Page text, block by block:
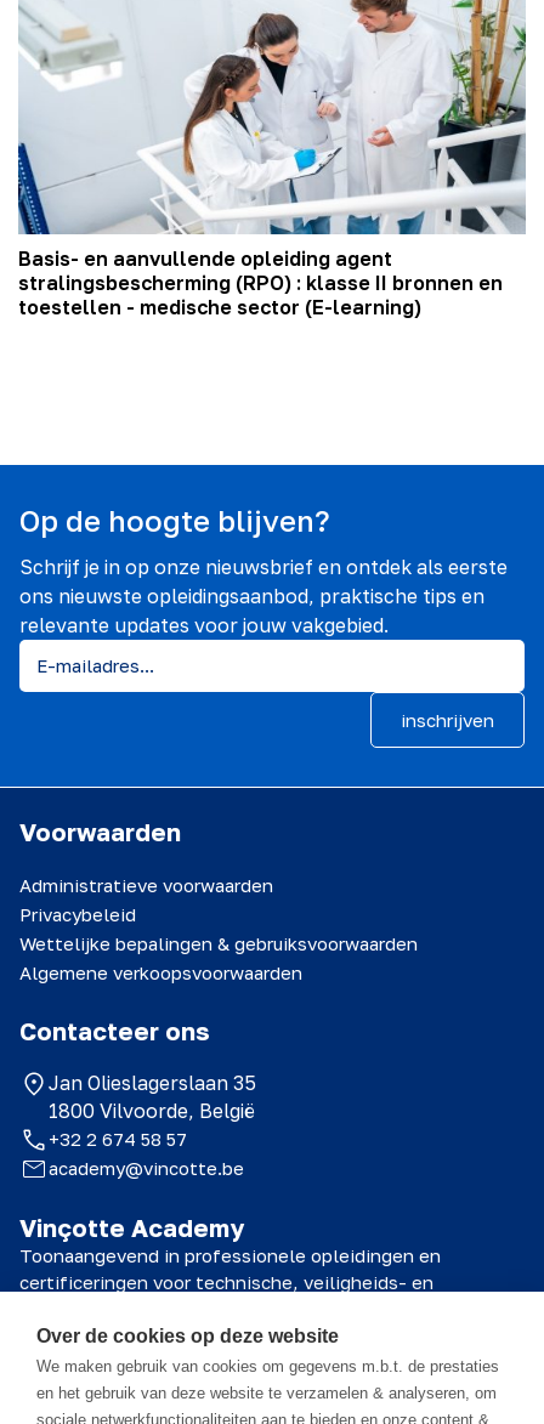
Basis- en aanvullende opleiding agent
stralingsbescherming (RPO) : klasse II bronnen en
toestellen - medische sector (E-learning)
Op de hoogte blijven?
Schrijf je in op onze nieuwsbrief en ontdek als eerste
ons nieuwste opleidingsaanbod, praktische tips en
relevante updates voor jouw vakgebied.
inschrijven
Vinçotte Academy
Toonaangevend in professionele opleidingen en
certificeringen voor technische, veiligheids- en
© 2026 Vinçotte Academy
Voorwaarden
Administratieve voorwaarden
Privacybeleid
Wettelijke bepalingen & gebruiksvoorwaarden
Algemene verkoopsvoorwaarden
Contacteer ons
Jan Olieslagerslaan 35
1800 Vilvoorde, België
+32 2 674 58 57
academy@vincotte.be
Over de cookies op deze website
We maken gebruik van cookies om gegevens m.b.t. de prestaties
en het gebruik van deze website te verzamelen & analyseren, om
sociale netwerkfunctionaliteiten aan te bieden en onze content &